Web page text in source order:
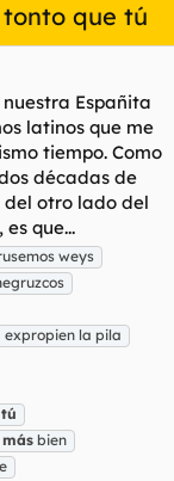
que tú
Españita
latinos que me
tiempo. Como
décadas de
del otro lado del
que...
weys
expropien la pila
tú
más bien